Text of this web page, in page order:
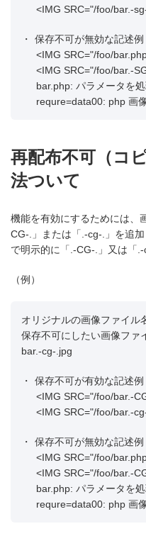
<IMG SRC="/foo/bar.-
・
保存不可が無効な記述例
<IMG SRC="/foo/
<IMG SRC="/foo/bar.-
bar.php: パラメータを
requre=data00: php 画
再配布不可（コ
法ついて
機能を有効にするためには、
CG-.」または「.-cg-.」を追
で明示的に「.-CG-.」又は「.-
（例）
オリジナルの画像ファイル
保存不可にしたい画像フ
bar.-cg-.jpg
・
保存不可が有効な記述例
<IMG SRC="/foo/bar.-
<IMG SRC="/foo/bar.-
・
保存不可が無効な記述例
<IMG SRC="/foo/
<IMG SRC="/foo/bar.-
bar.php: パラメータを
requre=data00: php 画